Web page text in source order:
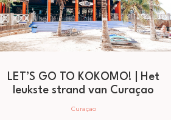
LET’S GO TO KOKOMO! | Het
leukste strand van Curaçao
Curaçao